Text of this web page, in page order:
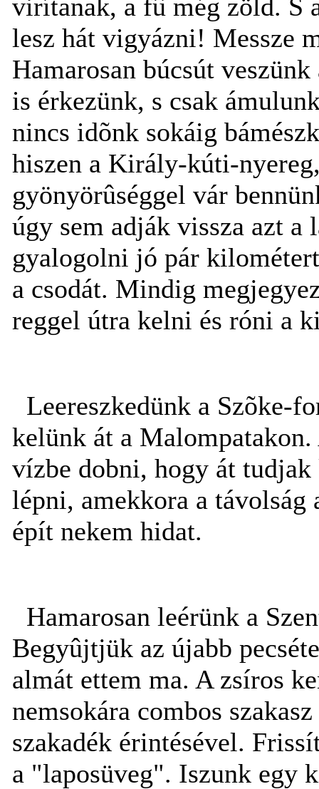
virítanak, a fû még zöld. S
lesz hát vigyázni! Messze
Hamarosan búcsút
is érkezünk, s csak
nincs idõnk sokáig
hiszen a Király-kúti-
gyönyörûséggel vár
úgy sem adják vissza azt
gyalogolni jó pár
a csodát. Mindig
reggel útra kelni és róni a
Leereszkedünk a Szõke-
kelünk át a
vízbe dobni, hogy át
lépni, amekkora a
épít nekem hidat.
Hamarosan leérünk a
Begyûjtjük az újabb
almát ettem ma. A zsíros
nemsokára combos
szakadék érintésével.
a "laposüveg". Iszunk egy